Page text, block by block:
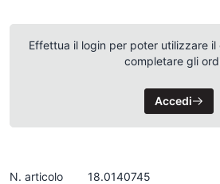
Effettua il login per poter utilizzare il
completare gli
Accedi
N. articolo
18.0140745